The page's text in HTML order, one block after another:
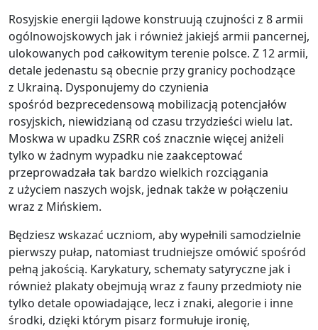
Rosyjskie energii lądowe konstruują czujności z 8 armii
ogólnowojskowych jak i również jakiejś armii pancernej,
ulokowanych pod całkowitym terenie polsce. Z 12 armii,
detale jedenastu są obecnie przy granicy pochodzące
z Ukrainą. Dysponujemy do czynienia
spośród bezprecedensową mobilizacją potencjałów
rosyjskich, niewidzianą od czasu trzydzieści wielu lat.
Moskwa w upadku ZSRR coś znacznie więcej aniżeli
tylko w żadnym wypadku nie zaakceptować
przeprowadzała tak bardzo wielkich rozciągania
z użyciem naszych wojsk, jednak także w połączeniu
wraz z Mińskiem.
Będziesz wskazać uczniom, aby wypełnili samodzielnie
pierwszy pułap, natomiast trudniejsze omówić spośród
pełną jakością. Karykatury, schematy satyryczne jak i
również plakaty obejmują wraz z fauny przedmioty nie
tylko detale opowiadające, lecz i znaki, alegorie i inne
środki, dzięki którym pisarz formułuje ironię,